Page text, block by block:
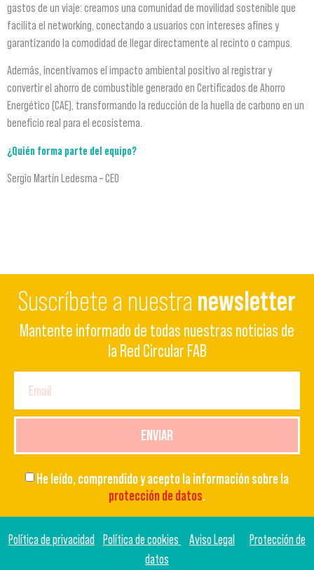
gastos de un viaje: creamos una comunidad de movilidad sostenible que
facilita el networking, conectando a usuarios con intereses afines y
garantizando la comodidad de llegar directamente al recinto o campus.
Además, incentivamos el impacto ambiental positivo al registrar y
convertir el ahorro de combustible generado en Certificados de Ahorro
Energético (CAE), transformando la reducción de la huella de carbono en un
beneficio real para el ecosistema.
¿Quién forma parte del equipo?
Sergio Martín Ledesma – CEO
Suscríbete a nuestra newsletter
Mantente informado de todas nuestras noticias de
la Red Circular FAB
He leído, comprendido y acepto la información sobre la
protección de datos.
ENVIAR
Política de privacidad Política de cookies Aviso Legal
Protección de
datos